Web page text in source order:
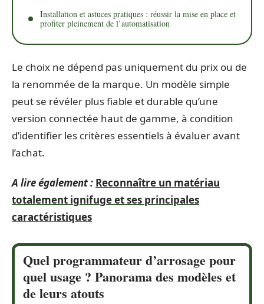
Installation et astuces pratiques : réussir la mise en place et
profiter pleinement de l’automatisation
Le choix ne dépend pas uniquement du prix ou de
la renommée de la marque. Un modèle simple
peut se révéler plus fiable et durable qu’une
version connectée haut de gamme, à condition
d’identifier les critères essentiels à évaluer avant
l’achat.
A lire également : Reconnaître un matériau
totalement ignifuge et ses principales
caractéristiques
Quel programmateur d’arrosage pour
quel usage ? Panorama des modèles et
de leurs atouts